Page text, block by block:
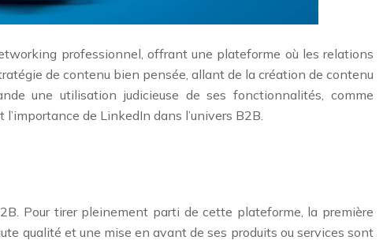
professionnel, offrant une plateforme où les relations
de contenu bien pensée, allant de la création de contenu
une utilisation judicieuse de ses fonctionnalités, comme
de LinkedIn dans l’univers B2B.
Pour tirer pleinement parti de cette plateforme, la première
qualité et une mise en avant de ses produits ou services sont